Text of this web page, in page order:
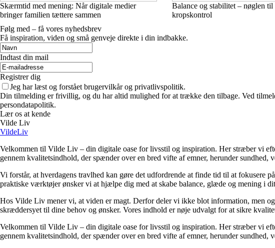
Skærmtid med mening: Når digitale medier
bringer familien tættere sammen
Balance og stabilitet – nøglen til
kropskontrol
Følg med – få vores nyhedsbrev
Få inspiration, viden og små genveje direkte i din indbakke.
Indtast din mail
Registrer dig
Jeg har læst og forstået brugervilkår og privatlivspolitik.
Din tilmelding er frivillig, og du har altid mulighed for at trække den tilbage. Ved
persondatapolitik.
Lær os at kende
Vilde Liv
VildeLiv
Velkommen til Vilde Liv – din digitale oase for livsstil og inspiration. Her stræber vi
gennem kvalitetsindhold, der spænder over en bred vifte af emner, herunder
Vi forstår, at hverdagens travlhed kan gøre det udfordrende at finde tid til at fokusere
praktiske værktøjer ønsker vi at hjælpe dig med at skabe balance, glæde og mening i
Hos Vilde Liv mener vi, at viden er magt. Derfor deler vi ikke blot information, men
skræddersyet til dine behov og ønsker. Vores indhold er nøje udvalgt for at sikre
Velkommen til Vilde Liv – din digitale oase for livsstil og inspiration. Her stræber vi
gennem kvalitetsindhold, der spænder over en bred vifte af emner, herunder